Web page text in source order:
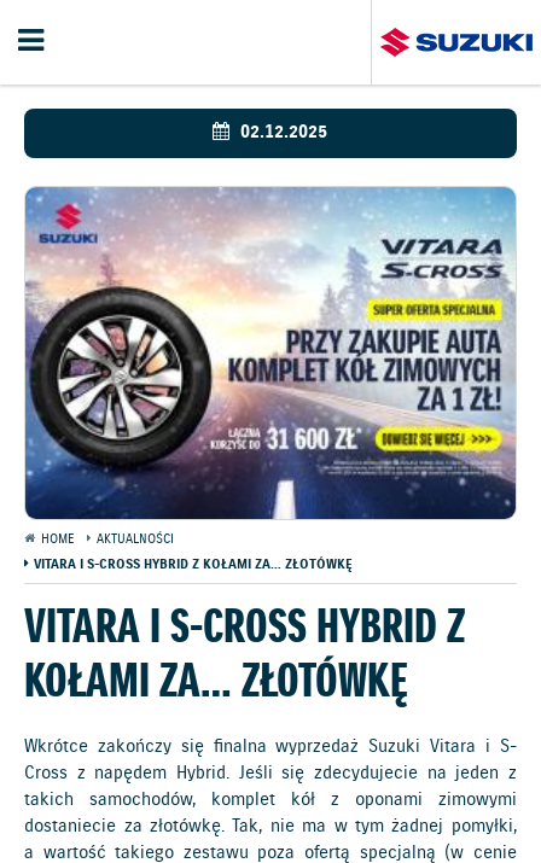
02.12.2025
HOME
AKTUALNOŚCI
VITARA I S-CROSS HYBRID Z KOŁAMI ZA… ZŁOTÓWKĘ
VITARA I S-CROSS HYBRID Z
KOŁAMI ZA… ZŁOTÓWKĘ
Wkrótce zakończy się finalna wyprzedaż Suzuki Vitara i S-
Cross z napędem Hybrid. Jeśli się zdecydujecie na jeden z
takich samochodów, komplet kół z oponami zimowymi
dostaniecie za złotówkę. Tak, nie ma w tym żadnej pomyłki,
a wartość takiego zestawu poza ofertą specjalną (w cenie